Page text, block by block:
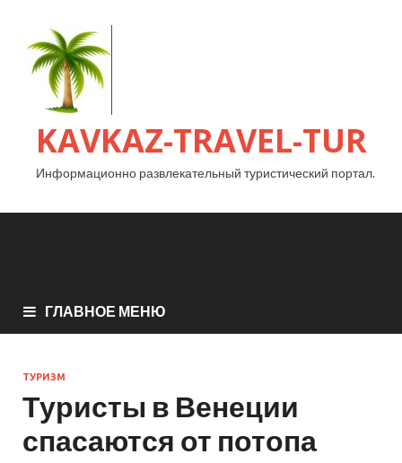
KAVKAZ-TRAVEL-TUR
Информационно развлекательный туристический портал.
ГЛАВНОЕ МЕНЮ
ТУРИЗМ
Туристы в Венеции
спасаются от потопа